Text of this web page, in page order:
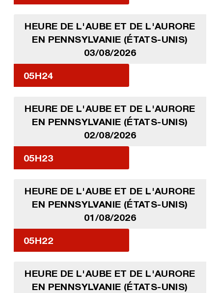
HEURE DE L'AUBE ET DE L'AURORE
EN PENNSYLVANIE (ÉTATS-UNIS)
03/08/2026
05H24
HEURE DE L'AUBE ET DE L'AURORE
EN PENNSYLVANIE (ÉTATS-UNIS)
02/08/2026
05H23
HEURE DE L'AUBE ET DE L'AURORE
EN PENNSYLVANIE (ÉTATS-UNIS)
01/08/2026
05H22
HEURE DE L'AUBE ET DE L'AURORE
EN PENNSYLVANIE (ÉTATS-UNIS)